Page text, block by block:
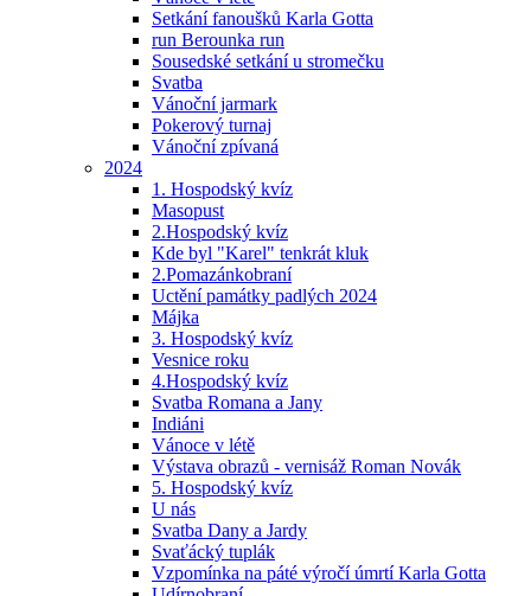
Setkání fanoušků Karla Gotta
run Berounka run
Sousedské setkání u stromečku
Svatba
Vánoční jarmark
Pokerový turnaj
Vánoční zpívaná
2024
1. Hospodský kvíz
Masopust
2.Hospodský kvíz
Kde byl "Karel" tenkrát kluk
2.Pomazánkobraní
Uctění památky padlých 2024
Májka
3. Hospodský kvíz
Vesnice roku
4.Hospodský kvíz
Svatba Romana a Jany
Indiáni
Vánoce v létě
Výstava obrazů - vernisáž Roman Novák
5. Hospodský kvíz
U nás
Svatba Dany a Jardy
Svaťácký tuplák
Vzpomínka na páté výročí úmrtí Karla Gotta